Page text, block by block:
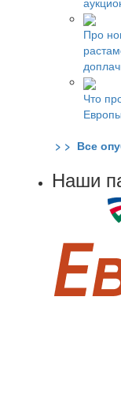
Про
Что
> > Все
Наши